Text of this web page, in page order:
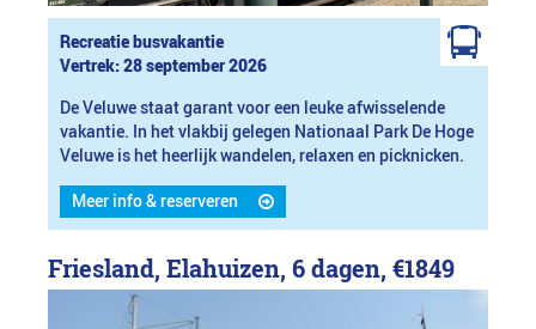
Recreatie busvakantie
Vertrek: 28 september 2026
De Veluwe staat garant voor een leuke afwisselende
vakantie. In het vlakbij gelegen Nationaal Park De Hoge
Veluwe is het heerlijk wandelen, relaxen en picknicken.
Meer info & reserveren
Friesland, Elahuizen, 6 dagen, €1849